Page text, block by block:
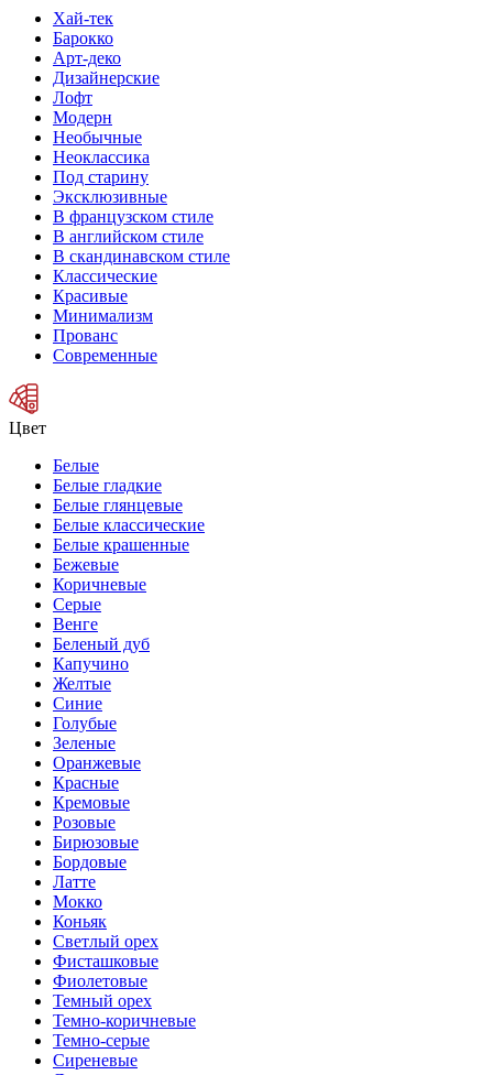
Хай-тек
Барокко
Арт-деко
Дизайнерские
Лофт
Модерн
Необычные
Неоклассика
Под старину
Эксклюзивные
В французском стиле
В английском стиле
В скандинавском стиле
Классические
Красивые
Минимализм
Прованс
Современные
Цвет
Белые
Белые гладкие
Белые глянцевые
Белые классические
Белые крашенные
Бежевые
Коричневые
Серые
Венге
Беленый дуб
Капучино
Желтые
Синие
Голубые
Зеленые
Оранжевые
Красные
Кремовые
Розовые
Бирюзовые
Бордовые
Латте
Мокко
Коньяк
Светлый орех
Фисташковые
Фиолетовые
Темный орех
Темно-коричневые
Темно-серые
Сиреневые